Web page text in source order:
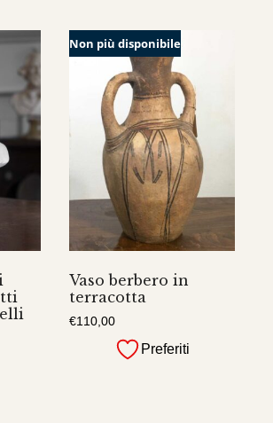
Non più disponibile
Vaso berbero in
terracotta
€110,00
Preferiti